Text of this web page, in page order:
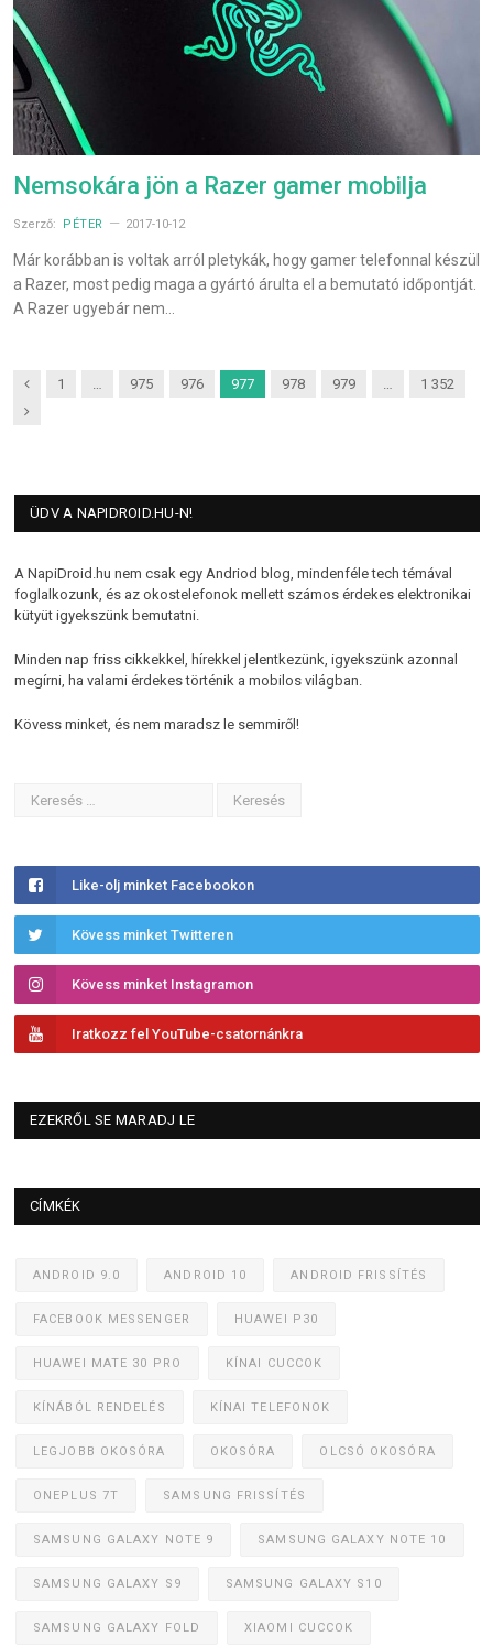
Nemsokára jön a Razer gamer mobilja
Szerző: PÉTER 2017-10-12
Már korábban is voltak arról pletykák, hogy gamer telefonnal készül
a Razer, most pedig maga a gyártó árulta el a bemutató időpontját.
A Razer ugyebár nem…
Previous
1 … 975 976 977 978 979 …
1 352
Next
ÜDV A NAPIDROID.HU-N!
A NapiDroid.hu nem csak egy Andriod blog, mindenféle tech témával
foglalkozunk, és az okostelefonok mellett számos érdekes elektronikai
kütyüt igyekszünk bemutatni.
Minden nap friss cikkekkel, hírekkel jelentkezünk, igyekszünk azonnal
megírni, ha valami érdekes történik a mobilos világban.
Kövess minket, és nem maradsz le semmiről!
Like-olj minket Facebookon
Kövess minket Twitteren
Kövess minket Instagramon
Iratkozz fel YouTube-csatornánkra
EZEKRŐL SE MARADJ LE
CÍMKÉK
ANDROID 9.0 ANDROID 10 ANDROID FRISSÍTÉS
FACEBOOK MESSENGER HUAWEI P30
HUAWEI MATE 30 PRO KÍNAI CUCCOK
KÍNÁBÓL RENDELÉS KÍNAI TELEFONOK
LEGJOBB OKOSÓRA OKOSÓRA OLCSÓ OKOSÓRA
ONEPLUS 7T SAMSUNG FRISSÍTÉS
SAMSUNG GALAXY NOTE 9 SAMSUNG GALAXY NOTE 10
SAMSUNG GALAXY S9 SAMSUNG GALAXY S10
SAMSUNG GALAXY FOLD XIAOMI CUCCOK